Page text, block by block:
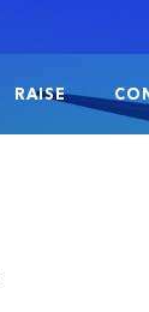
RAISE